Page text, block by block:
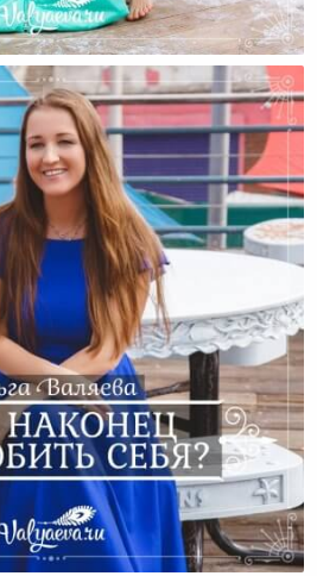
Который Ведет Себя
Плохо?
Полюбить Себя?